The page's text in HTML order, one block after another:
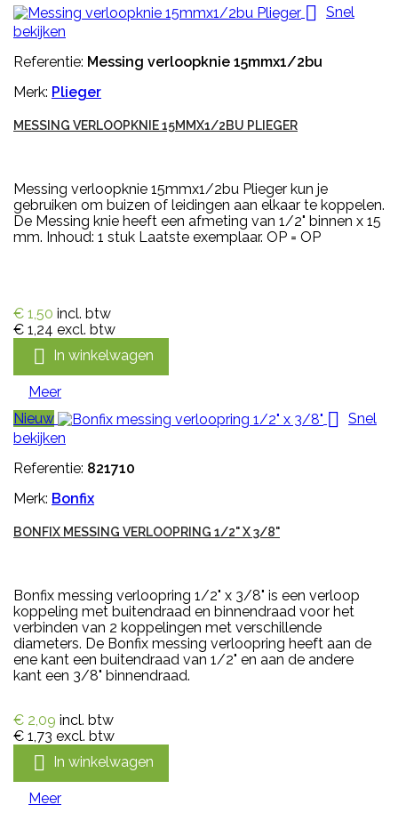
 Snel
bekijken
Referentie: Messing verloopknie 15mmx1/2bu
Merk: Plieger
MESSING VERLOOPKNIE 15MMX1/2BU PLIEGER
Messing verloopknie 15mmx1/2bu Plieger kun je
gebruiken om buizen of leidingen aan elkaar te koppelen.
De Messing knie heeft een afmeting van 1/2" binnen x 15
mm. Inhoud: 1 stuk Laatste exemplaar. OP = OP
€ 1,50 incl. btw
€ 1,24 excl. btw
 In winkelwagen
Meer
Nieuw
 Snel
bekijken
Referentie: 821710
Merk: Bonfix
BONFIX MESSING VERLOOPRING 1/2" X 3/8"
Bonfix messing verloopring 1/2" x 3/8" is een verloop
koppeling met buitendraad en binnendraad voor het
verbinden van 2 koppelingen met verschillende
diameters. De Bonfix messing verloopring heeft aan de
ene kant een buitendraad van 1/2" en aan de andere
kant een 3/8" binnendraad.
€ 2,09 incl. btw
€ 1,73 excl. btw
 In winkelwagen
Meer